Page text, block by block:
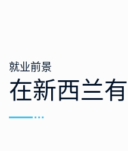
就业前景
在新西兰